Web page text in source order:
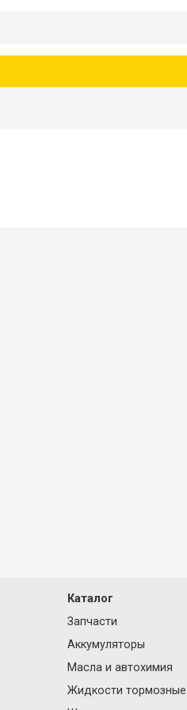
Каталог
Запчасти
Аккумуляторы
Масла и автохимия
Жидкости тормозные